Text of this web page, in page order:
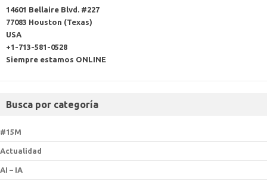
14601 Bellaire Blvd. #227
77083 Houston (Texas)
USA
+1-713-581-0528
Siempre estamos ONLINE
Busca por categoría
#15M
Actualidad
AI – IA